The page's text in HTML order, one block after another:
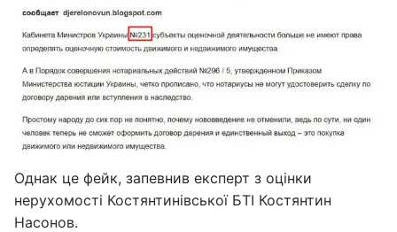
Однак це фейк, запевнив експерт з оцінки
нерухомості Костянтинівської БТІ Костянтин
Насонов.